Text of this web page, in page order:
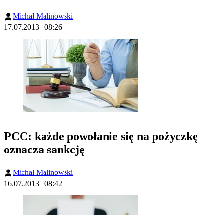
Michał Malinowski
17.07.2013 | 08:26
PCC: każde powołanie się na pożyczkę
oznacza sankcję
Michał Malinowski
16.07.2013 | 08:42